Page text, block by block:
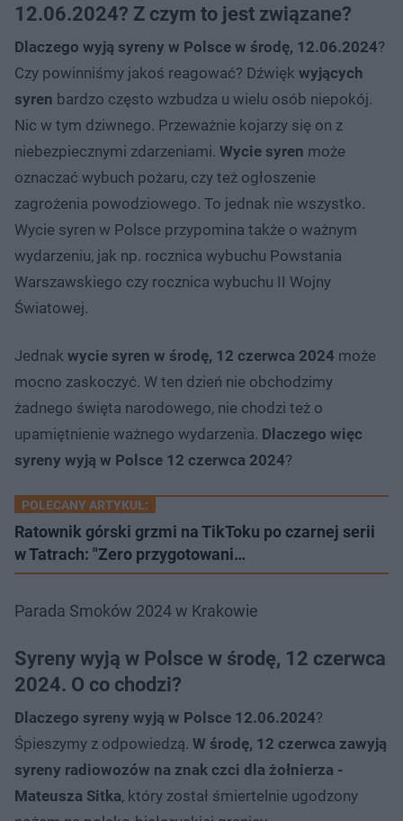
12.06.2024? Z czym to jest związane?
Dlaczego wyją syreny w Polsce w środę, 12.06.2024?
Czy powinniśmy jakoś reagować? Dźwięk wyjących
syren bardzo często wzbudza u wielu osób niepokój.
Nic w tym dziwnego. Przeważnie kojarzy się on z
niebezpiecznymi zdarzeniami. Wycie syren może
oznaczać wybuch pożaru, czy też ogłoszenie
zagrożenia powodziowego. To jednak nie wszystko.
Wycie syren w Polsce przypomina także o ważnym
wydarzeniu, jak np. rocznica wybuchu Powstania
Warszawskiego czy rocznica wybuchu II Wojny
Światowej.
Jednak wycie syren w środę, 12 czerwca 2024 może
mocno zaskoczyć. W ten dzień nie obchodzimy
żadnego święta narodowego, nie chodzi też o
upamiętnienie ważnego wydarzenia. Dlaczego więc
syreny wyją w Polsce 12 czerwca 2024?
POLECANY ARTYKUŁ:
Ratownik górski grzmi na TikToku po czarnej serii
w Tatrach: "Zero przygotowani…
Parada Smoków 2024 w Krakowie
Syreny wyją w Polsce w środę, 12 czerwca
2024. O co chodzi?
Dlaczego syreny wyją w Polsce 12.06.2024?
Śpieszymy z odpowiedzą. W środę, 12 czerwca zawyją
syreny radiowozów na znak czci dla żołnierza -
Mateusza Sitka, który został śmiertelnie ugodzony